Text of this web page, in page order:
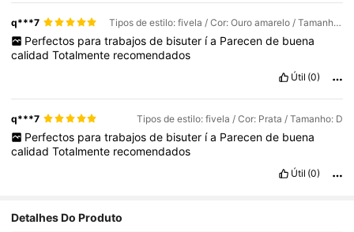
q***7 Tipos de estilo: fivela / Cor: Ouro amarelo / Tamanho: B
Perfectos para trabajos de bisuter ía Parecen de buena
calidadTotalmente recomendados
Útil (0)
q***7 Tipos de estilo: fivela / Cor: Prata / Tamanho: D
Perfectos para trabajos de bisuter ía Parecen de buena
calidadTotalmente recomendados
Útil (0)
Detalhes Do Produto